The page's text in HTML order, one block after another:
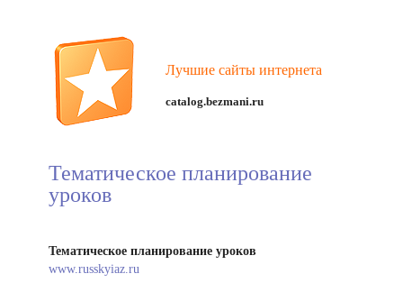
Лучшие сайты интернета
catalog.bezmani.ru
Тематическое планирование
уроков
Тематическое планирование уроков
www.russkyiaz.ru